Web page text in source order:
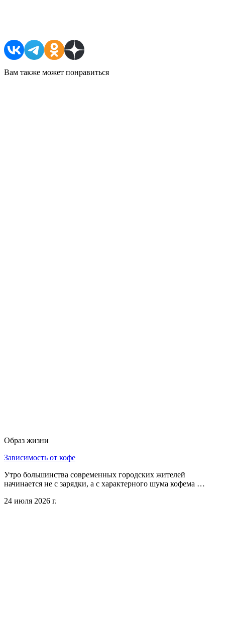
Вам также может понравиться
Образ жизни
Зависимость от кофе
Утро большинства современных городских жителей
начинается не с зарядки, а с характерного шума кофема …
24 июля 2026 г.